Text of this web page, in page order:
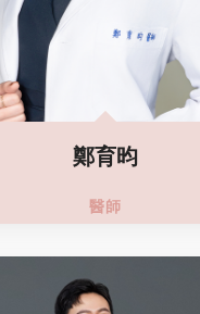
鄭育昀
醫師